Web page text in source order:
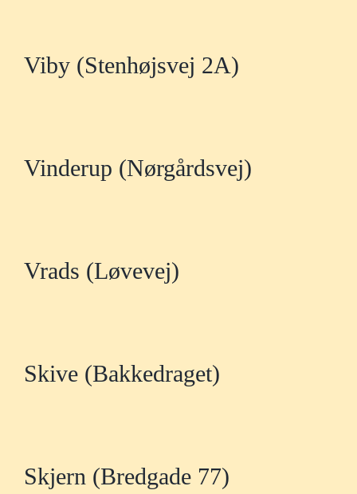
Viby (Stenhøjsvej 2A)
Vinderup (Nørgårdsvej)
Vrads (Løvevej)
Skive (Bakkedraget)
Skjern (Bredgade 77)